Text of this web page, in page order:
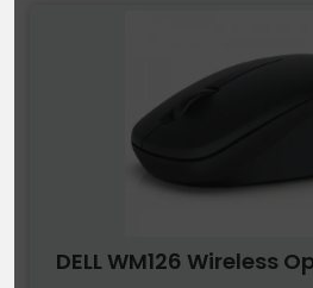
DELL WM126 Wireless